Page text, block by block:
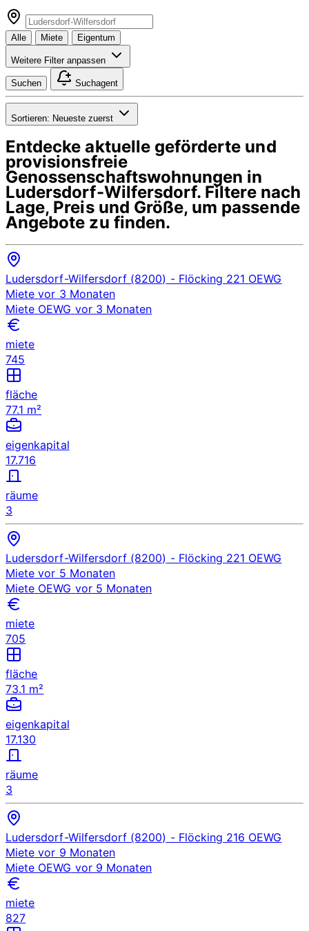
Alle Miete Eigentum
Weitere Filter anpassen
Suchen Suchagent
Sortieren: Neueste zuerst
Entdecke aktuelle geförderte und
provisionsfreie
Genossenschaftswohnungen in
Ludersdorf-Wilfersdorf. Filtere nach
Lage, Preis und Größe, um passende
Angebote zu finden.
Ludersdorf-Wilfersdorf (8200) - Flöcking 221 OEWG
Miete vor 3 Monaten
Miete OEWG vor 3 Monaten
miete
745
fläche
77.1 m²
eigenkapital
17.716
räume
3
Ludersdorf-Wilfersdorf (8200) - Flöcking 221 OEWG
Miete vor 5 Monaten
Miete OEWG vor 5 Monaten
miete
705
fläche
73.1 m²
eigenkapital
17.130
räume
3
Ludersdorf-Wilfersdorf (8200) - Flöcking 216 OEWG
Miete vor 9 Monaten
Miete OEWG vor 9 Monaten
miete
827